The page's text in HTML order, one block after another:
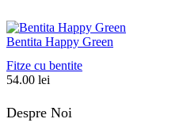
Bentita Happy Green
Fitze cu bentite
54.00 lei
Despre Noi